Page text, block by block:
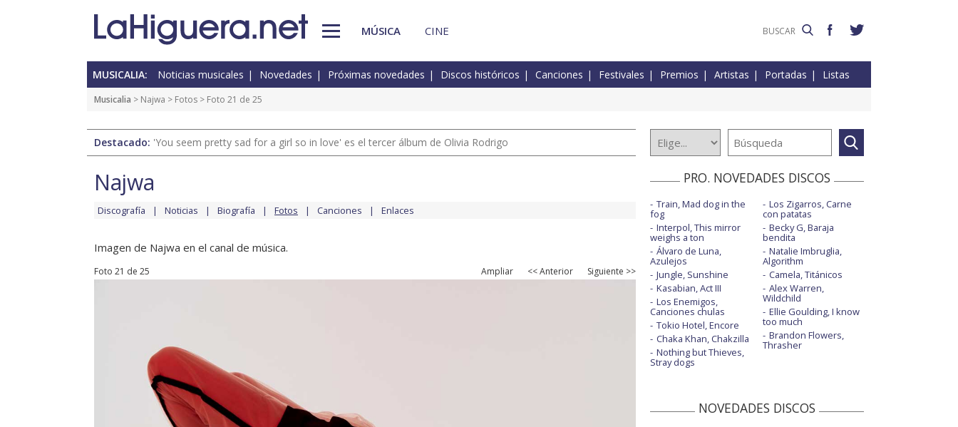
MÚSICA CINE
MUSICALIA: Noticias musicales Novedades Próximas novedades Discos históricos Canciones Festivales Premios Artistas Portadas Listas
Musicalia > Najwa > Fotos > Foto 21 de 25
Destacado: 'You seem pretty sad for a girl so in love' es el tercer álbum de Olivia Rodrigo
Najwa
Discografía Noticias Biografía Fotos Canciones Enlaces
Imagen de Najwa en el canal de música.
Foto 21 de 25 Ampliar << Anterior Siguiente >>
PRO. NOVEDADES DISCOS
Train, Mad dog in the
fog
Interpol, This mirror
weighs a ton
Álvaro de Luna,
Azulejos
Jungle, Sunshine
Kasabian, Act III
Los Enemigos,
Canciones chulas
Tokio Hotel, Encore
Chaka Khan, Chakzilla
Nothing but Thieves,
Stray dogs
Los Zigarros, Carne
con patatas
Becky G, Baraja
bendita
Natalie Imbruglia,
Algorithm
Camela, Titánicos
Alex Warren,
Wildchild
Ellie Goulding, I know
too much
Brandon Flowers,
Thrasher
NOVEDADES DISCOS